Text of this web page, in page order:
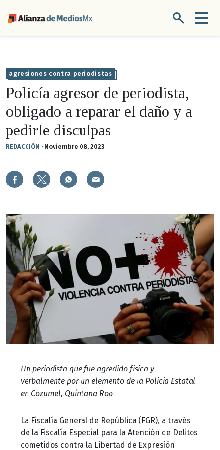
agresiones contra periodistas
Policía agresor de periodista,
obligado a reparar el daño y a
pedirle disculpas
REDACCIÓN · Noviembre 08, 2023
Un periodista que fue agredido física y
verbalmente por un elemento de la Policía Estatal
en Cozumel, Quintana Roo
La Fiscalía General de República (FGR), a través
de la Fiscalía Especial para la Atención de Delitos
cometidos contra la Libertad de Expresión